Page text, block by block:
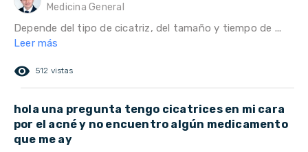
Medicina General
Depende del tipo de cicatriz, del tamaño y tiempo de ...
Leer más
remove_red_eye 512 vistas
hola una pregunta tengo cicatrices en mi cara
por el acné y no encuentro algún medicamento
que me ay